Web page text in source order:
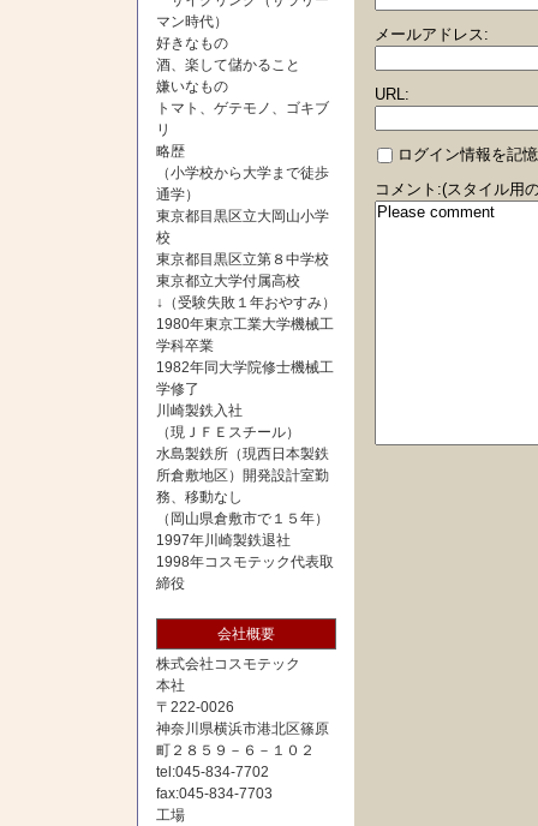
マン時代）
好きなもの
酒、楽して儲かること
嫌いなもの
トマト、ゲテモノ、ゴキブ
リ
略歴
（小学校から大学まで徒歩
通学）
東京都目黒区立大岡山小学
校
東京都目黒区立第８中学校
東京都立大学付属高校
↓（受験失敗１年おやすみ）
1980年東京工業大学機械工
学科卒業
1982年同大学院修士機械工
学修了
川崎製鉄入社
（現ＪＦＥスチール）
水島製鉄所（現西日本製鉄
所倉敷地区）開発設計室勤
務、移動なし
（岡山県倉敷市で１５年）
1997年川崎製鉄退社
1998年コスモテック代表取
締役
会社概要
株式会社コスモテック
本社
〒222-0026
神奈川県横浜市港北区篠原
町２８５９－６－１０２
tel:045-834-7702
fax:045-834-7703
工場
メールアドレス:
URL:
ログイン情報を記憶
コメント:(スタイル用